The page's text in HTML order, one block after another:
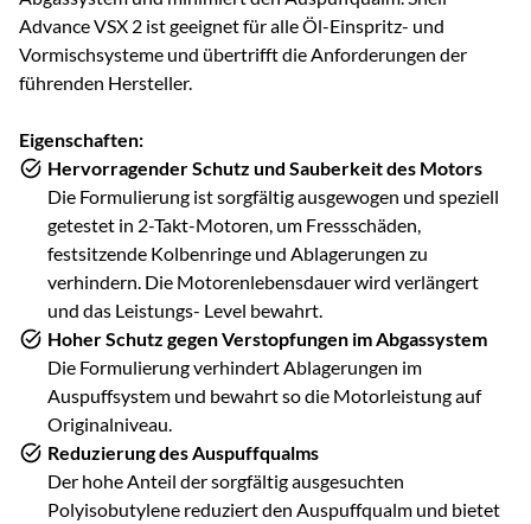
Advance VSX 2 ist geeignet für alle Öl-Einspritz- und
Vormischsysteme und übertrifft die Anforderungen der
führenden Hersteller.
Eigenschaften:
Hervorragender Schutz und Sauberkeit des Motors
Die Formulierung ist sorgfältig ausgewogen und speziell
getestet in 2-Takt-Motoren, um Fressschäden,
festsitzende Kolbenringe und Ablagerungen zu
verhindern. Die Motorenlebensdauer wird verlängert
und das Leistungs- Level bewahrt.
Hoher Schutz gegen Verstopfungen im Abgassystem
Die Formulierung verhindert Ablagerungen im
Auspuffsystem und bewahrt so die Motorleistung auf
Originalniveau.
Reduzierung des Auspuffqualms
Der hohe Anteil der sorgfältig ausgesuchten
Polyisobutylene reduziert den Auspuffqualm und bietet